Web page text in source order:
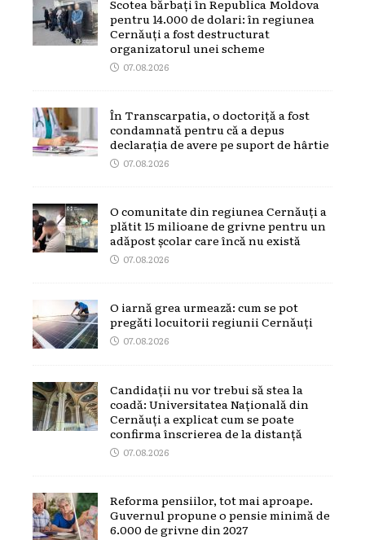
Scotea bărbați în Republica Moldova
pentru 14.000 de dolari: în regiunea
Cernăuți a fost destructurat
organizatorul unei scheme
07.08.2026
În Transcarpatia, o doctoriță a fost
condamnată pentru că a depus
declarația de avere pe suport de hârtie
07.08.2026
O comunitate din regiunea Cernăuți a
plătit 15 milioane de grivne pentru un
adăpost școlar care încă nu există
07.08.2026
O iarnă grea urmează: cum se pot
pregăti locuitorii regiunii Cernăuți
07.08.2026
Candidații nu vor trebui să stea la
coadă: Universitatea Națională din
Cernăuți a explicat cum se poate
confirma înscrierea de la distanță
07.08.2026
Reforma pensiilor, tot mai aproape.
Guvernul propune o pensie minimă de
6.000 de grivne din 2027